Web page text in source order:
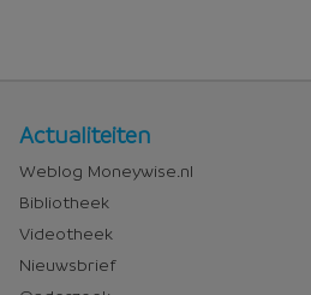
Nieuws
en
media
Actualiteiten
Weblog Moneywise.nl
Bibliotheek
Videotheek
Nieuwsbrief